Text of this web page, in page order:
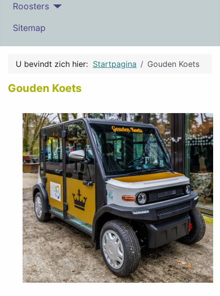
Roosters
Sitemap
U bevindt zich hier: Startpagina Gouden Koets
Gouden Koets